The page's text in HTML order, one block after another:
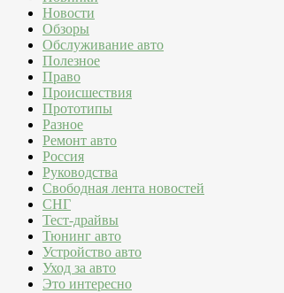
Новости
Обзоры
Обслуживание авто
Полезное
Право
Происшествия
Прототипы
Разное
Ремонт авто
Россия
Руководства
Свободная лента новостей
СНГ
Тест-драйвы
Тюнинг авто
Устройство авто
Уход за авто
Это интересно